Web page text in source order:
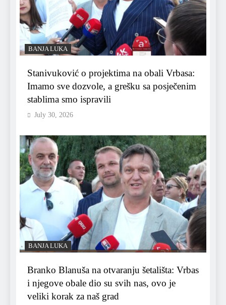
BANJA LUKA
Stanivuković o projektima na obali Vrbasa:
Imamo sve dozvole, a grešku sa posječenim
stablima smo ispravili
July 30, 2026
BANJA LUKA
Branko Blanuša na otvaranju šetališta: Vrbas
i njegove obale dio su svih nas, ovo je
veliki korak za naš grad